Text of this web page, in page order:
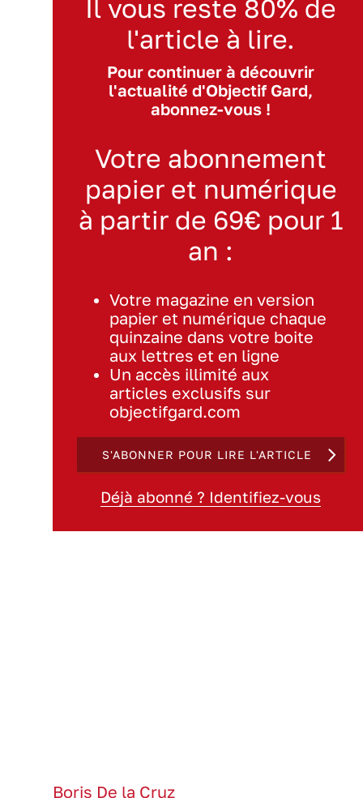
Il vous reste 80% de
l'article à lire.
Pour continuer à découvrir
l'actualité d'Objectif Gard,
abonnez-vous !
Votre abonnement
papier et numérique
à partir de 69€ pour 1
an :
Votre magazine en version
papier et numérique chaque
quinzaine dans votre boite
aux lettres et en ligne
Un accès illimité aux
articles exclusifs sur
objectifgard.com
S'ABONNER POUR LIRE L'ARTICLE
Déjà abonné ? Identifiez-vous
Boris De la Cruz